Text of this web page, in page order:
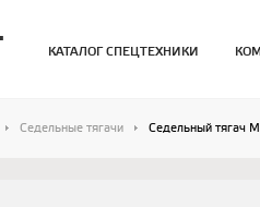
КАТАЛОГ СПЕЦТЕХНИКИ
Седельные тягачи Седельный тягач